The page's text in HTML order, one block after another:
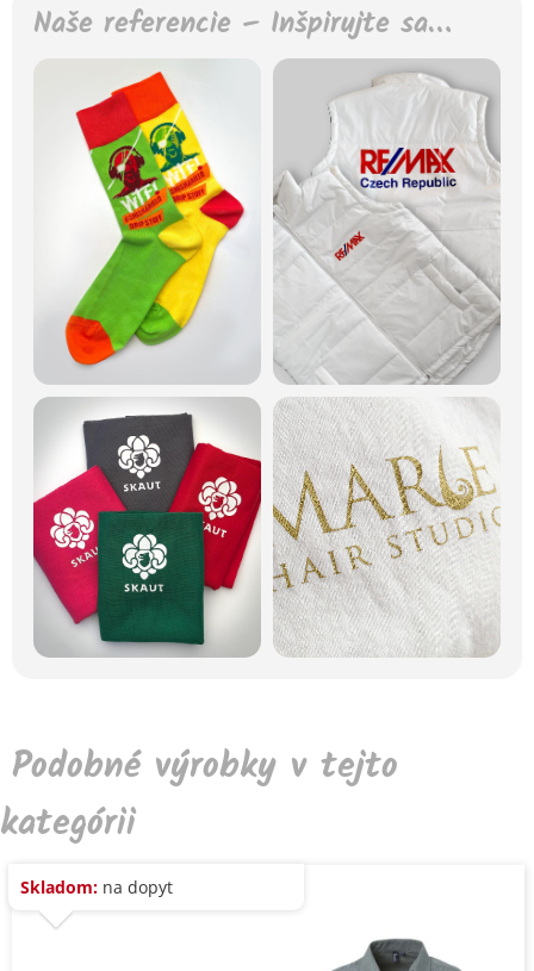
Naše referencie – Inšpirujte sa…
Podobné výrobky v tejto
kategórii
Skladom: na dopyt